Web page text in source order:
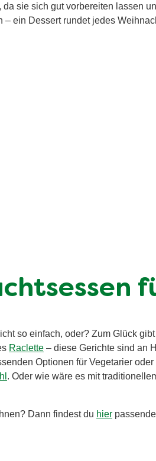
sie sich gut vorbereiten lassen
ein Dessert rundet jedes
so einfach, oder? Zum Glück
Raclette – diese Gerichte sind an
Optionen für Vegetarier
. Oder wie wäre es mit
Dann findest du hier